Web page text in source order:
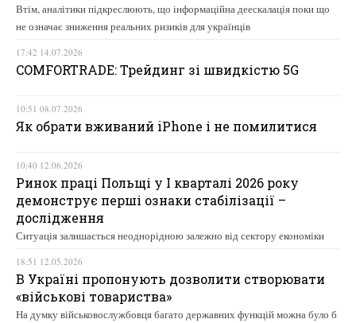
Втім, аналітики підкреслюють, що інформаційна деескалація поки що
не означає зниження реальних ризиків для українців
17:42 14.07.2026
COMFORTRADE: Трейдинг зі швидкістю 5G
10:51 08.07.2026
Як обрати вживаний iPhone і не помилитися
10:40 12.06.2026
Ринок праці Польщі у І кварталі 2026 року
демонструє перші ознаки стабілізації –
дослідження
Ситуація залишається неоднорідною залежно від сектору економіки
18:51 12.05.2026
В Україні пропонують дозволити створювати
«військові товариства»
На думку військовослужбовця багато державних функцій можна було б